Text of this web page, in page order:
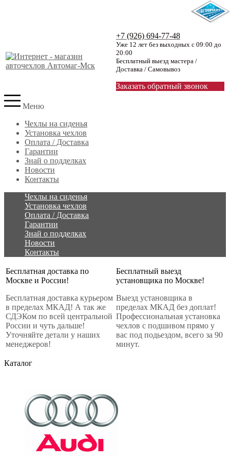
+7 (926) 694-77-48
Уже 12 лет без выходных с 09:00 до
20:00
Бесплатный выезд мастера /
Доставка / Самовывоз
Заказать обратный звонок
Меню
Чехлы на сиденья
Установка чехлов
Оплата / Доставка
Гарантии
Знай о подделках
Новости
Контакты
Чехлы на сиденья
Установка чехлов
Оплата / Доставка
Гарантии
Знай о подделках
Новости
Контакты
Бесплатная доставка по
Москве и России!
Бесплатная доставка курьером
в пределах МКАД! А так же
СДЭКом по всей центральной
России и чуть дальше!
Уточняйте детали у наших
менеджеров!
Бесплатный выезд
установщика по Москве!
Выезд установщика в
пределах МКАД без доплат!
Профессиональная установка
чехлов с подшивом прямо у
вас под подьездом, всего за 90
минут.
Каталог